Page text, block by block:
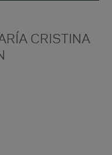
CRISTINA